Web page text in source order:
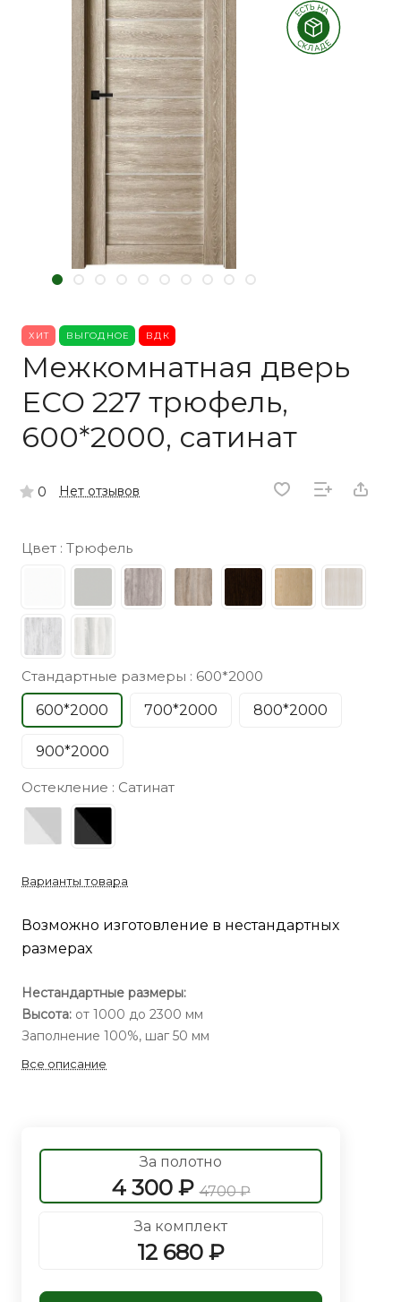
ХИТ ВЫГОДНОЕ ВДК
Межкомнатная дверь
ECO 227 трюфель,
600*2000, сатинат
0 Нет отзывов
Цвет : Трюфель
Стандартные размеры : 600*2000
600*2000
700*2000 800*2000
900*2000
Остекление : Сатинат
Варианты товара
Возможно изготовление в нестандартных
размерах
Нестандартные размеры:
Высота: от 1000 до 2300 мм
Заполнение 100%, шаг 50 мм
Все описание
За полотно
4 300 ₽ 4700 ₽
За комплект
12 680 ₽